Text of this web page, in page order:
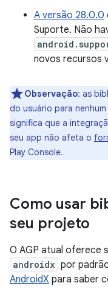
A versão 28.0.0
Suporte. Não
novos recursos
Observação: as
do usuário para
significa que a
seu app não afeta o
Play Console.
Como usar
seu projeto
O AGP atual oferece
androidx por
AndroidX para saber